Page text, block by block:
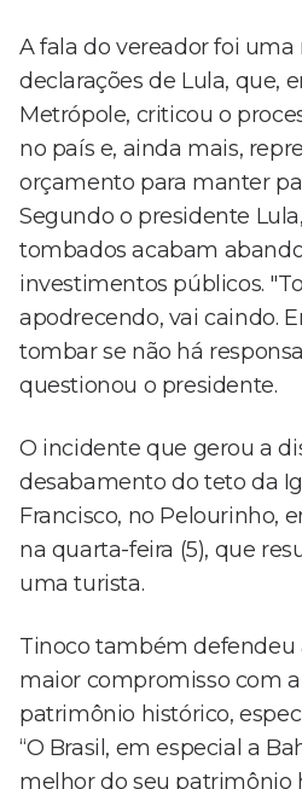
A fala do vereador foi uma
declarações de Lula, que,
Metrópole, criticou o
no país e, ainda mais,
orçamento para manter
Segundo o presidente
tombados acabam
investimentos públicos.
apodrecendo, vai caindo.
tombar se não há
questionou o presidente.
O incidente que gerou a
desabamento do teto da
Francisco, no Pelourinho,
na quarta-feira (5), que
uma turista.
Tinoco também defendeu
maior compromisso com
patrimônio histórico,
“O Brasil, em especial a
melhor do seu patrimônio